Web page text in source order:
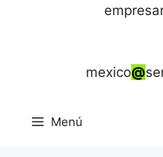
mexico@
Menú